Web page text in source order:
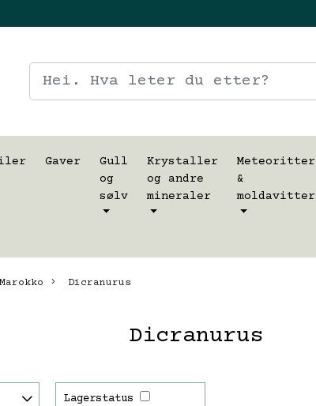
Gaver
Gull
og
sølv
Krystaller
og andre
mineraler
Meteoritter
&
moldavitter
Dicranurus
Dicranurus
Lagerstatus